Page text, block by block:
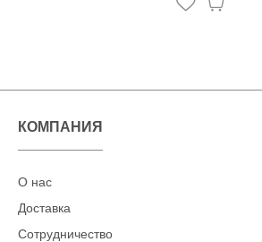
КОМПАНИЯ
О нас
Доставка
Сотрудничество